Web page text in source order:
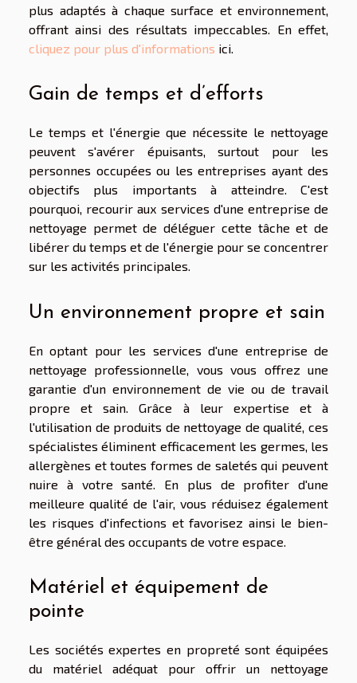
plus adaptés à chaque surface et environnement,
offrant ainsi des résultats impeccables. En effet,
cliquez pour plus d'informations ici.
Gain de temps et d’efforts
Le temps et l'énergie que nécessite le nettoyage
peuvent s'avérer épuisants, surtout pour les
personnes occupées ou les entreprises ayant des
objectifs plus importants à atteindre. C'est
pourquoi, recourir aux services d'une entreprise de
nettoyage permet de déléguer cette tâche et de
libérer du temps et de l'énergie pour se concentrer
sur les activités principales.
Un environnement propre et sain
En optant pour les services d'une entreprise de
nettoyage professionnelle, vous vous offrez une
garantie d'un environnement de vie ou de travail
propre et sain. Grâce à leur expertise et à
l'utilisation de produits de nettoyage de qualité, ces
spécialistes éliminent efficacement les germes, les
allergènes et toutes formes de saletés qui peuvent
nuire à votre santé. En plus de profiter d'une
meilleure qualité de l'air, vous réduisez également
les risques d'infections et favorisez ainsi le bien-
être général des occupants de votre espace.
Matériel et équipement de
pointe
Les sociétés expertes en propreté sont équipées
du matériel adéquat pour offrir un nettoyage